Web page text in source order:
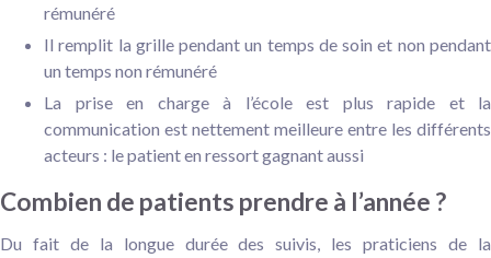
rémunéré
Il remplit la grille pendant un temps de soin et non pendant
un temps non rémunéré
La prise en charge à l’école est plus rapide et la
communication est nettement meilleure entre les différents
acteurs : le patient en ressort gagnant aussi
Combien de patients prendre à l’année ?
Du fait de la longue durée des suivis, les praticiens de la